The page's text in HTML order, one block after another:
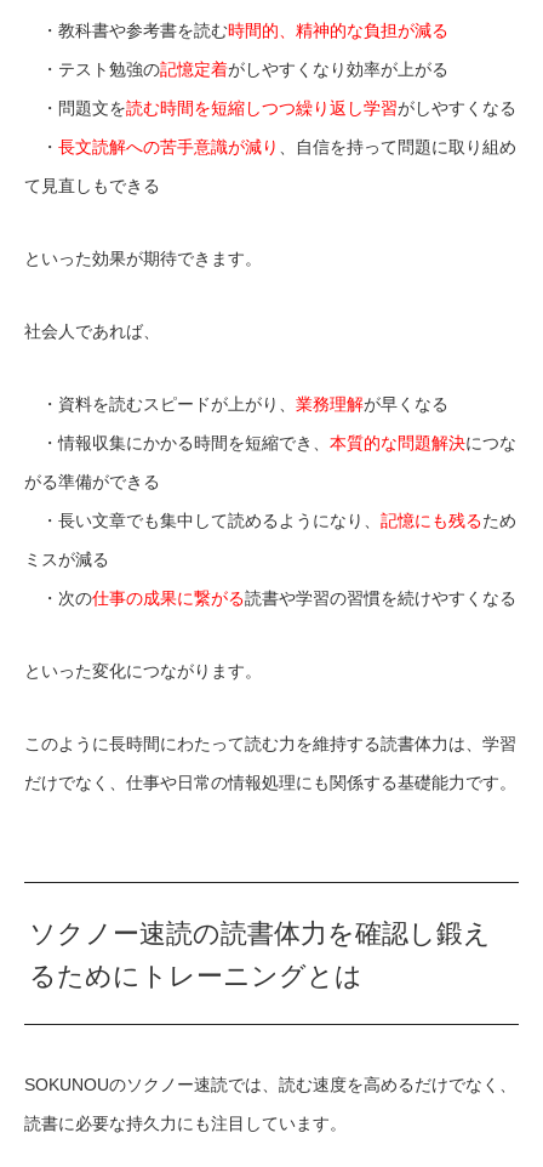
・教科書や参考書を読む時間的、精神的な負担が減る
・テスト勉強の記憶定着がしやすくなり効率が上がる
・問題文を読む時間を短縮しつつ繰り返し学習がしやすくなる
・ 長文読解への苦手意識が減り
、自信を持って問題に取り組め
て見直しもできる
といった効果が期待できます。
社会人であれば、
・資料を読むスピードが上がり、 業務理解が早くなる
・情報収集にかかる時間を短縮でき、 本質的な問題解決につな
がる準備ができる
・長い文章でも集中して読めるようになり、 記憶にも残るため
ミスが減る
・次の仕事の成果に繋がる読書や学習の習慣を続けやすくなる
といった変化につながります。
このように長時間にわたって読む力を維持する読書体力は、学習
だけでなく、仕事や日常の情報処理にも関係する基礎能力です。
ソクノー速読の読書体力を確認し鍛え
るためにトレーニングとは
SOKUNOUのソクノー速読では、読む速度を高めるだけでなく、
読書に必要な持久力にも注目しています。